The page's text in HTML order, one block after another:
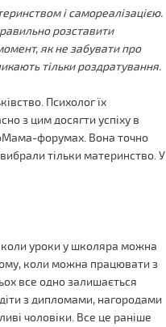
і самореалізацією.
розставити
як не забувати про
тільки роздратування.
Психолог їх
з цим досягти успіху в
форумах. Вона точно
тільки материнство. У
коли уроки у школяра можна
коли можна працювати з
все одно залишається
діти з дипломами, нагородами
чоловіки. Все це раніше